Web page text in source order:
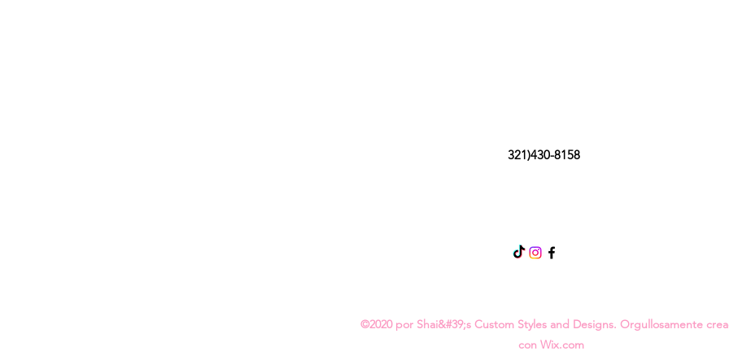
321)430-8158
©2020 por Shai&#39;s Custom Styles and Designs. Orgullosamente
con Wix.com